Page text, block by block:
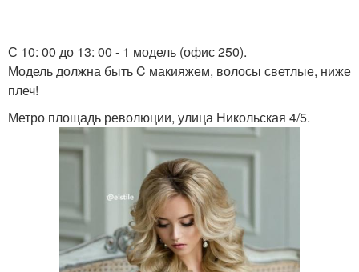
С 10: 00 до 13: 00 - 1 модель (офис 250).
Модель должна быть C макияжем, волосы светлые, ниже
плеч!
Метро площадь революции, улица Никольская 4/5.